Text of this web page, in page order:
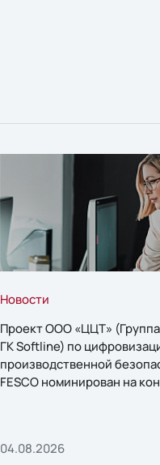
Новости
Проект ООО «ЦЦТ»
ГК Softline) по
производственной
FESCO номинирован на
04.08.2026